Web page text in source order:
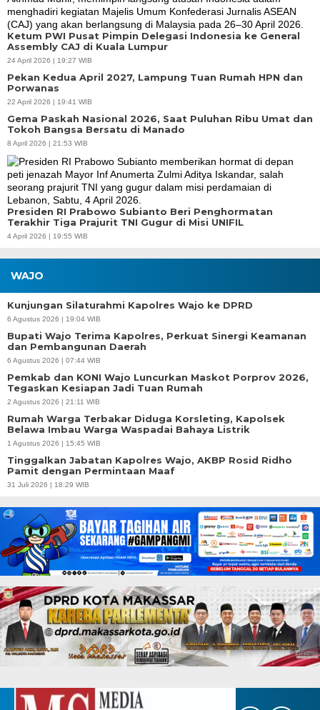
Ketum PWI Pusat Pimpin Delegasi Indonesia ke General
Assembly CAJ di Kuala Lumpur
24 April 2026 | 19:27 WIB
Pekan Kedua April 2027, Lampung Tuan Rumah HPN dan
Porwanas
22 April 2026 | 19:41 WIB
Gema Paskah Nasional 2026, Saat Puluhan Ribu Umat dan
Tokoh Bangsa Bersatu di Manado
8 April 2026 | 21:53 WIB
Presiden RI Prabowo Subianto Beri Penghormatan
Terakhir Tiga Prajurit TNI Gugur di Misi UNIFIL
4 April 2026 | 19:55 WIB
WAJO
Kunjungan Silaturahmi Kapolres Wajo ke DPRD
6 Agustus 2026 | 19:04 WIB
Bupati Wajo Terima Kapolres, Perkuat Sinergi Keamanan
dan Pembangunan Daerah
6 Agustus 2026 | 07:44 WIB
Pemkab dan KONI Wajo Luncurkan Maskot Porprov 2026,
Tegaskan Kesiapan Jadi Tuan Rumah
2 Agustus 2026 | 21:11 WIB
Rumah Warga Terbakar Diduga Korsleting, Kapolsek
Belawa Imbau Warga Waspadai Bahaya Listrik
1 Agustus 2026 | 15:45 WIB
Tinggalkan Jabatan Kapolres Wajo, AKBP Rosid Ridho
Pamit dengan Permintaan Maaf
31 Juli 2026 | 18:29 WIB